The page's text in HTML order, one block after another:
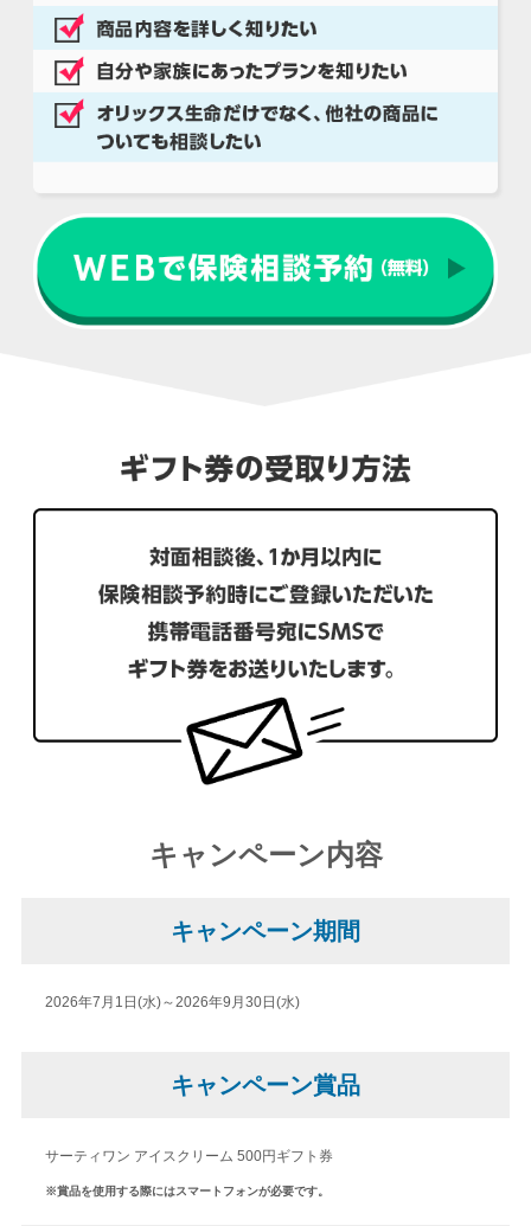
キャンペーン内容
キャンペーン期間
2026年7月1日(水)～2026年9月30日(水)
キャンペーン賞品
サーティワン アイスクリーム 500円ギフト券
※賞品を使用する際にはスマートフォンが必要です。